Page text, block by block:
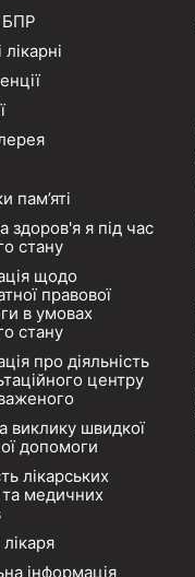
БПР
пам’яті
здоров'я я під час
стану
щодо
правової
в умовах
стану
про діяльність
центру
виклику швидкої
допомоги
лікарських
та медичних
інформація